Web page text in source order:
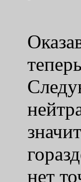
нет